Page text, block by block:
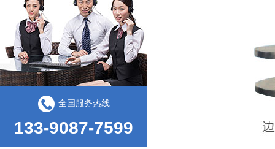
海优测董事长胡海涛先生莅临华东分公司考察指导工作
全国服务热线
133-9087-7599